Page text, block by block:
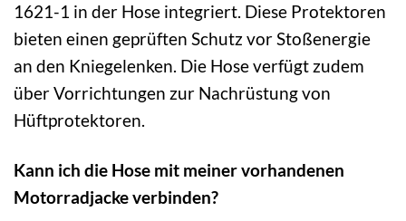
1621-1 in der Hose integriert. Diese Protektoren
bieten einen geprüften Schutz vor Stoßenergie
an den Kniegelenken. Die Hose verfügt zudem
über Vorrichtungen zur Nachrüstung von
Hüftprotektoren.
Kann ich die Hose mit meiner vorhandenen
Motorradjacke verbinden?